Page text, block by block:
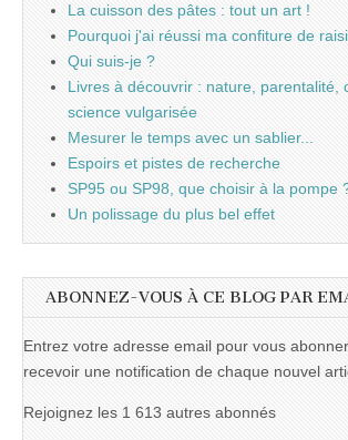
La cuisson des pâtes : tout un art !
Pourquoi j'ai réussi ma confiture de
Qui suis-je ?
Livres à découvrir : nature, parentalité,
science vulgarisée
Mesurer le temps avec un sablier...
Espoirs et pistes de recherche
SP95 ou SP98, que choisir à la pompe
Un polissage du plus bel effet
ABONNEZ-VOUS À CE BLOG PAR
Entrez votre adresse email pour vous
recevoir une notification de chaque nouvel
Rejoignez les 1 613 autres abonnés